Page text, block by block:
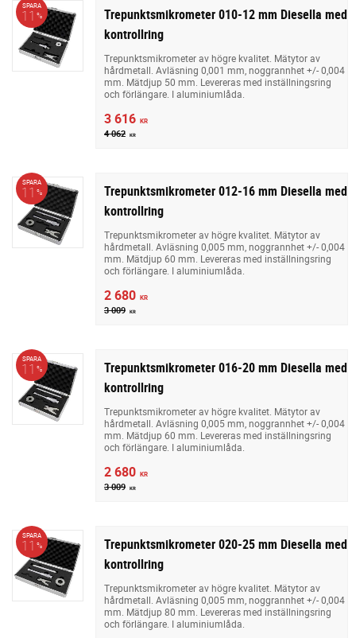
Trepunktsmikrometer 010-12 mm Diesella med
kontrollring
Trepunktsmikrometer av högre kvalitet. Mätytor av
hårdmetall. Avläsning 0,001 mm, noggrannhet +/- 0,004
mm. Mätdjup 50 mm. Levereras med inställningsring
och förlängare. I aluminiumlåda.
3 616 KR
4 062 KR
SPARA
11 %
Trepunktsmikrometer 012-16 mm Diesella med
kontrollring
Trepunktsmikrometer av högre kvalitet. Mätytor av
hårdmetall. Avläsning 0,005 mm, noggrannhet +/- 0,004
mm. Mätdjup 60 mm. Levereras med inställningsring
och förlängare. I aluminiumlåda.
2 680 KR
3 009 KR
SPARA
11 %
Trepunktsmikrometer 016-20 mm Diesella med
kontrollring
Trepunktsmikrometer av högre kvalitet. Mätytor av
hårdmetall. Avläsning 0,005 mm, noggrannhet +/- 0,004
mm. Mätdjup 60 mm. Levereras med inställningsring
och förlängare. I aluminiumlåda.
2 680 KR
3 009 KR
SPARA
11 %
Trepunktsmikrometer 020-25 mm Diesella med
kontrollring
Trepunktsmikrometer av högre kvalitet. Mätytor av
hårdmetall. Avläsning 0,005 mm, noggrannhet +/- 0,004
mm. Mätdjup 80 mm. Levereras med inställningsring
och förlängare. I aluminiumlåda.
SPARA
11 %